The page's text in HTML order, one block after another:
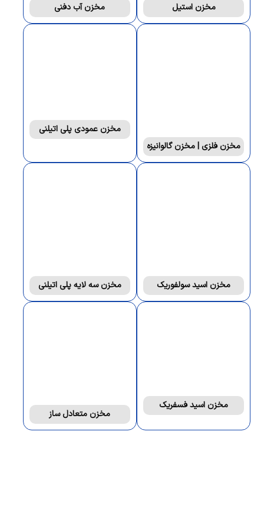
مخزن استیل مخزن آب دفنی
مخزن فلزی | مخزن گالوانیزه
مخزن عمودی پلی اتیلنی
مخزن اسید سولفوریک مخزن سه لایه پلی اتیلنی
مخزن اسید فسفریک
مخزن متعادل ساز